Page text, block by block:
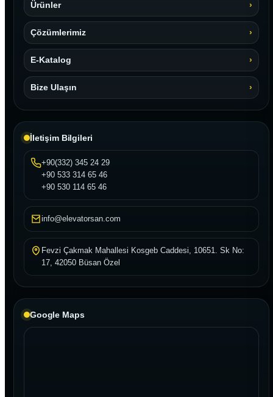
Ürünler
Çözümlerimiz
E-Katalog
Bize Ulaşın
İletişim Bilgileri
+90(332) 345 24 29
+90 533 314 65 46
+90 530 114 65 46
info@elevatorsan.com
Fevzi Çakmak Mahallesi Kosgeb Caddesi, 10651. Sk No:
17, 42050 Büsan Özel
Google Maps